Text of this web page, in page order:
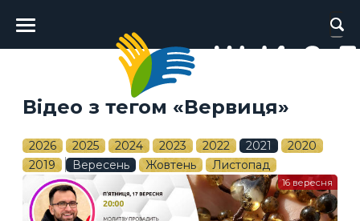
Головне
меню
Відео з тегом «Вервиця»
2026 2025 2024 2023 2022 2021
2020
2019
Вересень Жовтень Листопад
16 вересня